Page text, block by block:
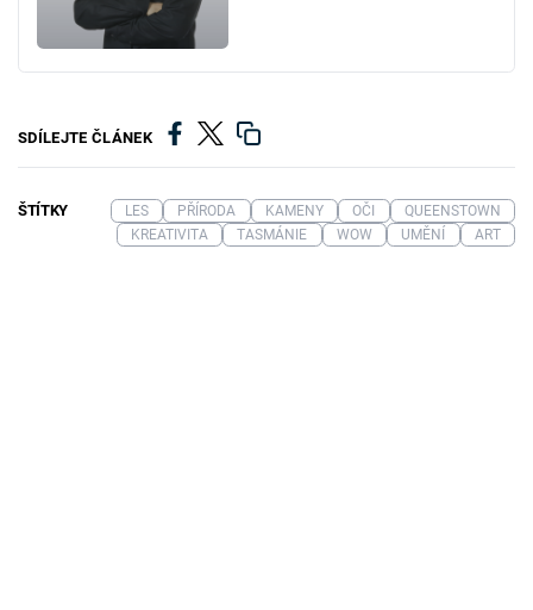
SDÍLEJTE ČLÁNEK
ŠTÍTKY LES PŘÍRODA KAMENY OČI
QUEENSTOWN
KREATIVITA
TASMÁNIE WOW UMĚNÍ ART